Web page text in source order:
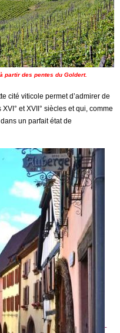
partir des pentes du Goldert.
cité viticole permet d’admirer de
et XVII° siècles et qui, comme
un parfait état de